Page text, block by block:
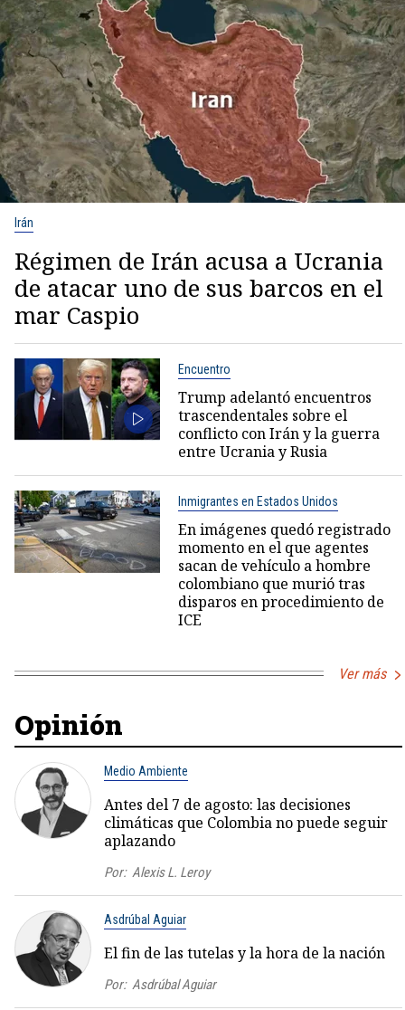
Irán
Régimen de Irán acusa a Ucrania
de atacar uno de sus barcos en el
mar Caspio
Encuentro
Trump adelantó encuentros
trascendentales sobre el
conflicto con Irán y la guerra
entre Ucrania y Rusia
Inmigrantes en Estados Unidos
En imágenes quedó registrado
momento en el que agentes
sacan de vehículo a hombre
colombiano que murió tras
disparos en procedimiento de
ICE
Ver más
Opinión
Medio Ambiente
Antes del 7 de agosto: las decisiones
climáticas que Colombia no puede seguir
aplazando
Por: Alexis L. Leroy
Asdrúbal Aguiar
El fin de las tutelas y la hora de la nación
Por: Asdrúbal Aguiar